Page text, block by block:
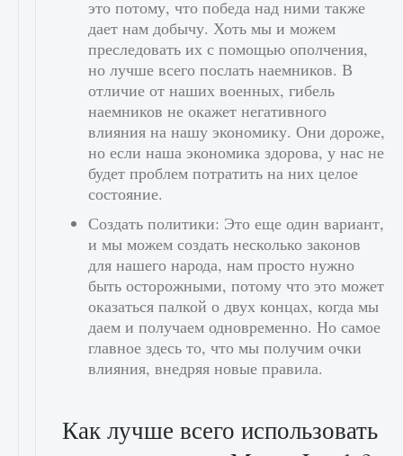
это потому, что победа над ними также
дает нам добычу. Хоть мы и можем
преследовать их с помощью ополчения,
но лучше всего послать наемников. В
отличие от наших военных, гибель
наемников не окажет негативного
влияния на нашу экономику. Они дороже,
но если наша экономика здорова, у нас не
будет проблем потратить на них целое
состояние.
Создать политики: Это еще один вариант,
и мы можем создать несколько законов
для нашего народа, нам просто нужно
быть осторожными, потому что это может
оказаться палкой о двух концах, когда мы
даем и получаем одновременно. Но самое
главное здесь то, что мы получим очки
влияния, внедряя новые правила.
Как лучше всего использовать